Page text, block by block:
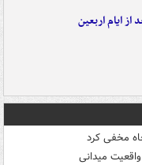
ایام اربعین
مخفی کرد
میدانی